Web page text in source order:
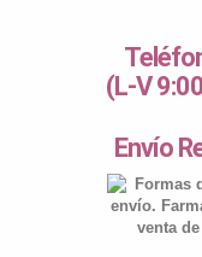
(L-V
Envío